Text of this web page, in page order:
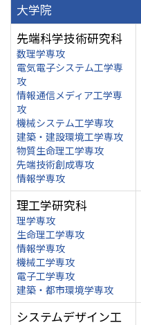
大学院
先端科学技術研究科
数理学専攻
電気電子システム工学専
攻
情報通信メディア工学専
攻
機械システム工学専攻
建築・建設環境工学専攻
物質生命理工学専攻
先端技術創成専攻
情報学専攻
理工学研究科
理学専攻
生命理工学専攻
情報学専攻
機械工学専攻
電子工学専攻
建築・都市環境学専攻
システムデザイン工